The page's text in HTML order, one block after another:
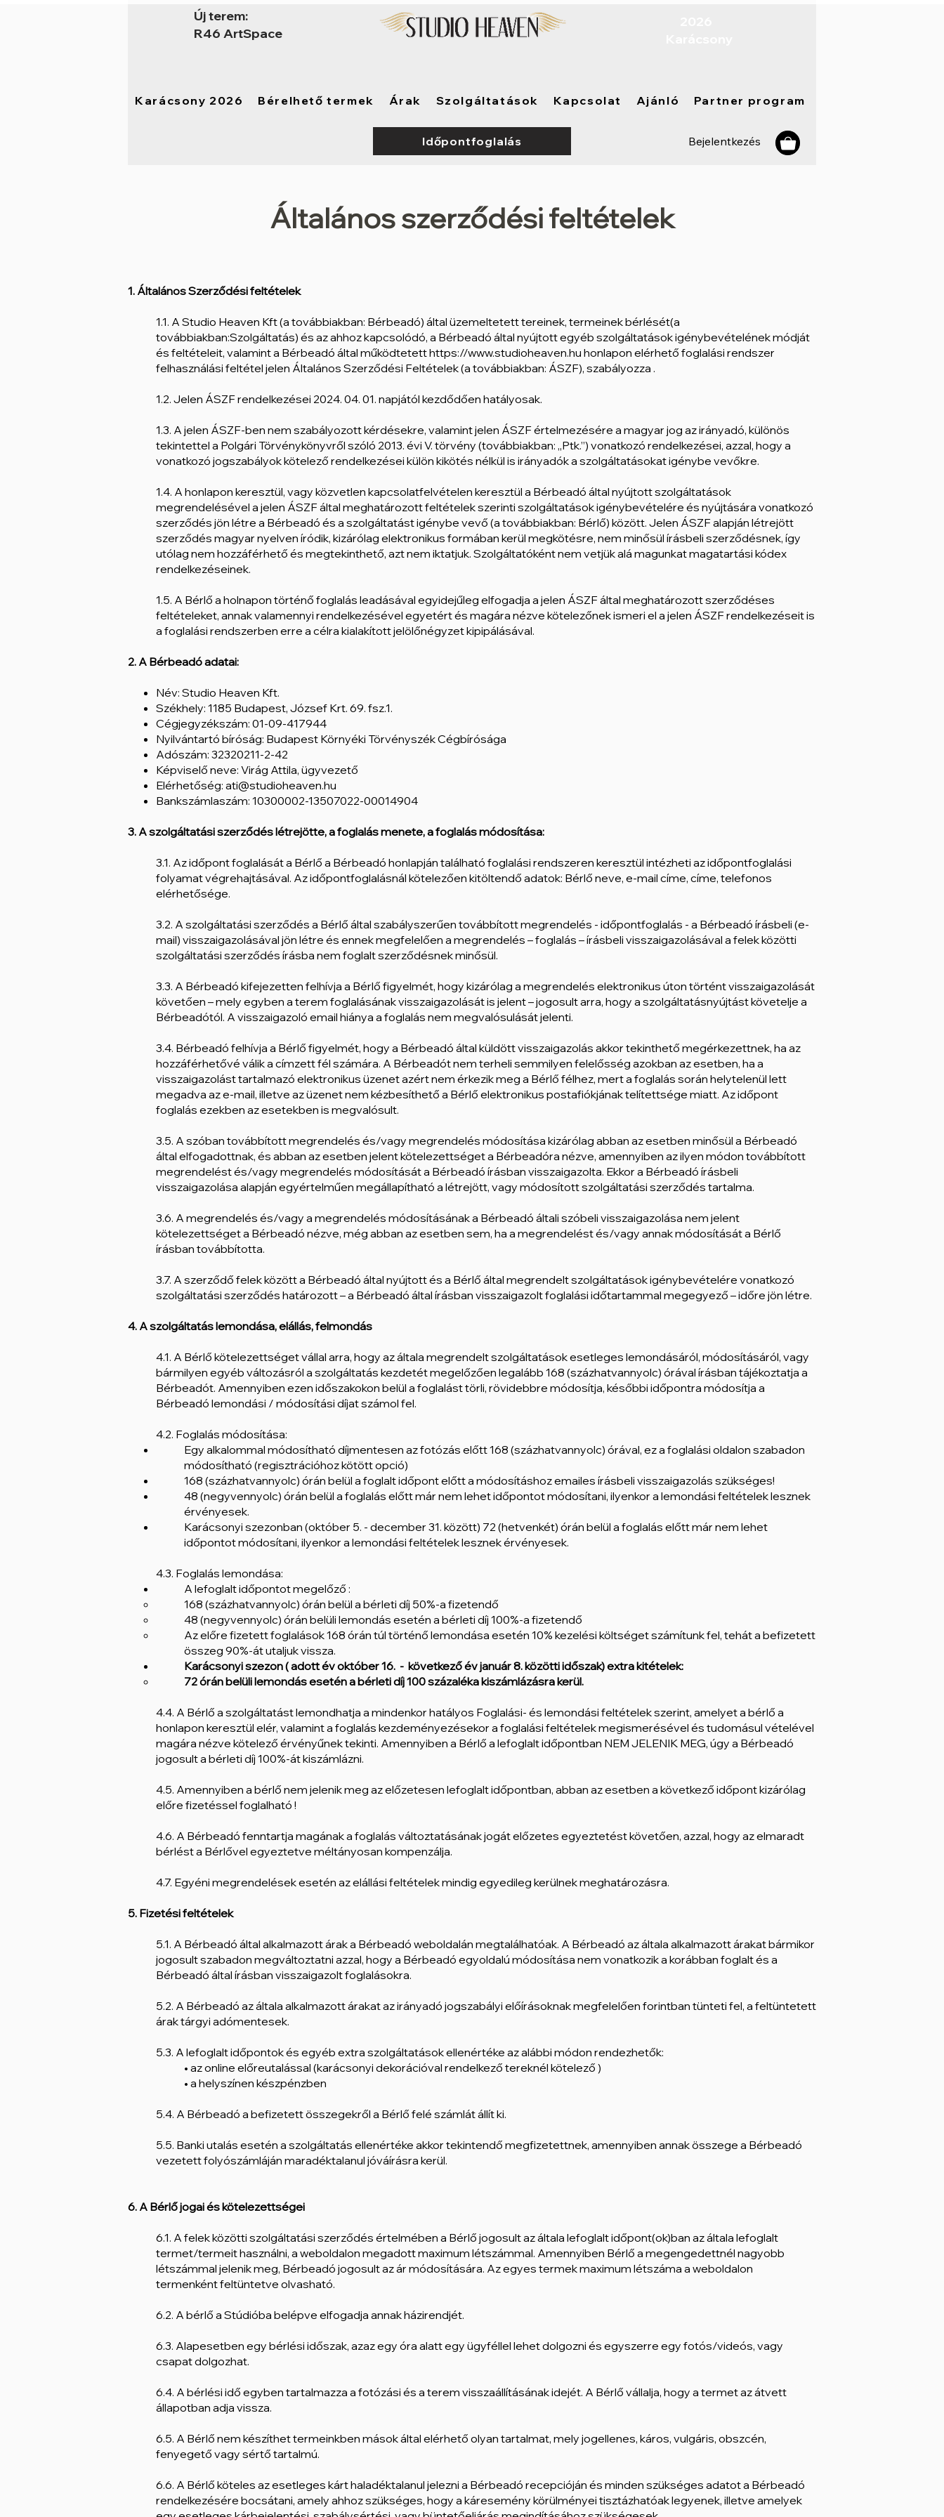
Új terem:
R46 ArtSpace
Karácsony 2026 Bérelhető termek Árak Szolgáltatások Kapcsolat Ajánló Partner program
Időpontfoglalás Bejelentkezés
Általános szerződési feltételek
1. Általános Szerződési feltételek
1.1. A Studio Heaven Kft (a továbbiakban: Bérbeadó) által üzemeltetett tereinek, termeinek bérlését(a
továbbiakban:Szolgáltatás) és az ahhoz kapcsolódó, a Bérbeadó által nyújtott egyéb szolgáltatások igénybevételének módját
és feltételeit, valamint a Bérbeadó által működtetetthttps://www.studioheaven.hu honlapon elérhető foglalási rendszer
felhasználási feltétel jelen Általános Szerződési Feltételek (a továbbiakban: ÁSZF), szabályozza .
1.2. Jelen ÁSZF rendelkezései 2024. 04. 01. napjától kezdődően hatályosak.
1.3. A jelen ÁSZF-ben nem szabályozott kérdésekre, valamint jelen ÁSZF értelmezésére a magyar jog az irányadó, különös
tekintettel a Polgári Törvénykönyvről szóló 2013. évi V. törvény (továbbiakban: „Ptk.”) vonatkozó rendelkezései, azzal, hogy a
vonatkozó jogszabályok kötelező rendelkezései külön kikötés nélkül is irányadók a szolgáltatásokat igénybe vevőkre.
1.4. A honlapon keresztül, vagy közvetlen kapcsolatfelvételen keresztül a Bérbeadó által nyújtott szolgáltatások
megrendelésével a jelen ÁSZF által meghatározott feltételek szerinti szolgáltatások igénybevételére és nyújtására vonatkozó
szerződés jön létre a Bérbeadó és a szolgáltatást igénybe vevő (a továbbiakban: Bérlő) között. Jelen ÁSZF alapján létrejött
szerződés magyar nyelven íródik, kizárólag elektronikus formában kerül megkötésre, nem minősül írásbeli szerződésnek, így
utólag nem hozzáférhető és megtekinthető, azt nem iktatjuk. Szolgáltatóként nem vetjük alá magunkat magatartási kódex
rendelkezéseinek.
1.5. A Bérlő a holnapon történő foglalás leadásával egyidejűleg elfogadja a jelen ÁSZF által meghatározott szerződéses
feltételeket, annak valamennyi rendelkezésével egyetért és magára nézve kötelezőnek ismeri el a jelen ÁSZF rendelkezéseit is
a foglalási rendszerben erre a célra kialakított jelölőnégyzet kipipálásával.
2. A Bérbeadó adatai:
Név: Studio Heaven Kft.
Székhely: 1185 Budapest, József Krt. 69. fsz.1.
Cégjegyzékszám: 01-09-417944
Nyilvántartó bíróság: Budapest Környéki Törvényszék Cégbírósága
Adószám: 32320211-2-42
Képviselő neve: Virág Attila, ügyvezető
Elérhetőség: ati@studioheaven.hu
Bankszámlaszám: 10300002-13507022-00014904
3. A szolgáltatási szerződés létrejötte, a foglalás menete, a foglalás módosítása:
3.1. Az időpont foglalását a Bérlő a Bérbeadó honlapján található foglalási rendszeren keresztül intézheti az időpontfoglalási
folyamat végrehajtásával. Az időpontfoglalásnál kötelezően kitöltendő adatok: Bérlő neve, e-mail címe, címe, telefonos
elérhetősége.
3.2. A szolgáltatási szerződés a Bérlő által szabályszerűen továbbított megrendelés - időpontfoglalás - a Bérbeadó írásbeli (e-
mail) visszaigazolásával jön létre és ennek megfelelően a megrendelés – foglalás – írásbeli visszaigazolásával a felek közötti
szolgáltatási szerződés írásba nem foglalt szerződésnek minősül.
3.3. A Bérbeadó kifejezetten felhívja a Bérlő figyelmét, hogy kizárólag a megrendelés elektronikus úton történt visszaigazolását
követően – mely egyben a terem foglalásának visszaigazolását is jelent – jogosult arra, hogy a szolgáltatásnyújtást követelje a
Bérbeadótól. A visszaigazoló email hiánya a foglalás nem megvalósulását jelenti.
3.4. Bérbeadó felhívja a Bérlő figyelmét, hogy a Bérbeadó által küldött visszaigazolás akkor tekinthető megérkezettnek, ha az
hozzáférhetővé válik a címzett fél számára. A Bérbeadót nem terheli semmilyen felelősség azokban az esetben, ha a
visszaigazolást tartalmazó elektronikus üzenet azért nem érkezik meg a Bérlő félhez, mert a foglalás során helytelenül lett
megadva az e-mail, illetve az üzenet nem kézbesíthető a Bérlő elektronikus postafiókjának telítettsége miatt. Az időpont
foglalás ezekben az esetekben is megvalósult.
3.5. A szóban továbbított megrendelés és/vagy megrendelés módosítása kizárólag abban az esetben minősül a Bérbeadó
által elfogadottnak, és abban az esetben jelent kötelezettséget a Bérbeadóra nézve, amennyiben az ilyen módon továbbított
megrendelést és/vagy megrendelés módosítását a Bérbeadó írásban visszaigazolta. Ekkor a Bérbeadó írásbeli
visszaigazolása alapján egyértelműen megállapítható a létrejött, vagy módosított szolgáltatási szerződés tartalma.
3.6. A megrendelés és/vagy a megrendelés módosításának a Bérbeadó általi szóbeli visszaigazolása nem jelent
kötelezettséget a Bérbeadó nézve, még abban az esetben sem, ha a megrendelést és/vagy annak módosítását a Bérlő
írásban továbbította.
3.7. A szerződő felek között a Bérbeadó által nyújtott és a Bérlő által megrendelt szolgáltatások igénybevételére vonatkozó
szolgáltatási szerződés határozott – a Bérbeadó által írásban visszaigazolt foglalási időtartammal megegyező – időre jön létre.
4. A szolgáltatás lemondása, elállás, felmondás
4.1. A Bérlő kötelezettséget vállal arra, hogy az általa megrendelt szolgáltatások esetleges lemondásáról, módosításáról, vagy
bármilyen egyéb változásról a szolgáltatás kezdetét megelőzően legalább 168 (százhatvannyolc) órával írásban tájékoztatja a
Bérbeadót. Amennyiben ezen időszakokon belül a foglalást törli, rövidebbre módosítja, későbbi időpontra módosítja a
Bérbeadó lemondási / módosítási díjat számol fel.
4.2. Foglalás módosítása:
Egy alkalommal módosítható díjmentesen az fotózás előtt 168 (százhatvannyolc) órával, ez a foglalási oldalon szabadon
módosítható (regisztrációhoz kötött opció)
168 (százhatvannyolc) órán belül a foglalt időpont előtt a módosításhoz emailes írásbeli visszaigazolás szükséges!
48 (negyvennyolc) órán belül a foglalás előtt már nem lehet időpontot módosítani, ilyenkor a lemondási feltételek lesznek
érvényesek.
Karácsonyi szezonban (október 5. - december 31. között) 72 (hetvenkét) órán belül a foglalás előtt már nem lehet
időpontot módosítani, ilyenkor a lemondási feltételek lesznek érvényesek.
4.3. Foglalás lemondása:
A lefoglalt időpontot megelőző :
168 (százhatvannyolc) órán belül a bérleti díj 50%-a fizetendő
48 (negyvennyolc) órán belüli lemondás esetén a bérleti díj 100%-a fizetendő
Az előre fizetett foglalások 168 órán túl történő lemondása esetén 10% kezelési költséget számítunk fel, tehát a befizetett
összeg 90%-át utaljuk vissza.
Karácsonyi szezon ( adott év október 16. - következő év január 8. közötti időszak) extra kitételek:
72 órán belüli lemondás esetén a bérleti díj 100 százaléka kiszámlázásra kerül.​
4.4. A Bérlő a szolgáltatást lemondhatja a mindenkor hatályos Foglalási- és lemondási feltételek szerint, amelyet a bérlő a
honlapon keresztül elér, valamint a foglalás kezdeményezésekor a foglalási feltételek megismerésével és tudomásul vételével
magára nézve kötelező érvényűnek tekinti. Amennyiben a Bérlő a lefoglalt időpontban NEM JELENIK MEG, úgy a Bérbeadó
jogosult a bérleti díj 100%-át kiszámlázni.
4.5. Amennyiben a bérlő nem jelenik meg az előzetesen lefoglalt időpontban, abban az esetben a következő időpont kizárólag
előre fizetéssel foglalható !
4.6. A Bérbeadó fenntartja magának a foglalás változtatásának jogát előzetes egyeztetést követően, azzal, hogy az elmaradt
bérlést a Bérlővel egyeztetve méltányosan kompenzálja.
4.7. Egyéni megrendelések esetén az elállási feltételek mindig egyedileg kerülnek meghatározásra.
5. Fizetési feltételek
5.1. A Bérbeadó által alkalmazott árak a Bérbeadó weboldalán megtalálhatóak. A Bérbeadó az általa alkalmazott árakat bármikor
jogosult szabadon megváltoztatni azzal, hogy a Bérbeadó egyoldalú módosítása nem vonatkozik a korábban foglalt és a
Bérbeadó által írásban visszaigazolt foglalásokra.
5.2. A Bérbeadó az általa alkalmazott árakat az irányadó jogszabályi előírásoknak megfelelően forintban tünteti fel, a feltüntetett
árak tárgyi adómentesek.
5.3. A lefoglalt időpontok és egyéb extra szolgáltatások ellenértéke az alábbi módon rendezhetők:
• az online előreutalással (karácsonyi dekorációval rendelkező tereknél kötelező )
• a helyszínen készpénzben
5.4. A Bérbeadó a befizetett összegekről a Bérlő felé számlát állít ki.
5.5. Banki utalás esetén a szolgáltatás ellenértéke akkor tekintendő megfizetettnek, amennyiben annak összege a Bérbeadó
vezetett folyószámláján maradéktalanul jóváírásra kerül.
6. A Bérlő jogai és kötelezettségei
6.1. A felek közötti szolgáltatási szerződés értelmében a Bérlő jogosult az általa lefoglalt időpont(ok)ban az általa lefoglalt
termet/termeit használni, a weboldalon megadott maximum létszámmal. Amennyiben Bérlő a megengedettnél nagyobb
létszámmal jelenik meg, Bérbeadó jogosult az ár módosítására. Az egyes termek maximum létszáma a weboldalon
termenként feltüntetve olvasható.
6.2. A bérlő a Stúdióba belépve elfogadja annak házirendjét.
6.3. Alapesetben egy bérlési időszak, azaz egy óra alatt egy ügyféllel lehet dolgozni és egyszerre egy fotós/videós, vagy
csapat dolgozhat.
6.4. A bérlési idő egyben tartalmazza a fotózási és a terem visszaállításának idejét. A Bérlő vállalja, hogy a termet az átvett
állapotban adja vissza.
6.5. A Bérlő nem készíthet termeinkben mások által elérhető olyan tartalmat, mely jogellenes, káros, vulgáris, obszcén,
fenyegető vagy sértő tartalmú.
6.6. A Bérlő köteles az esetleges kárt haladéktalanul jelezni a Bérbeadó recepcióján és minden szükséges adatot a Bérbeadó
rendelkezésére bocsátani, amely ahhoz szükséges, hogy a káresemény körülményei tisztázhatóak legyenek, illetve amelyek